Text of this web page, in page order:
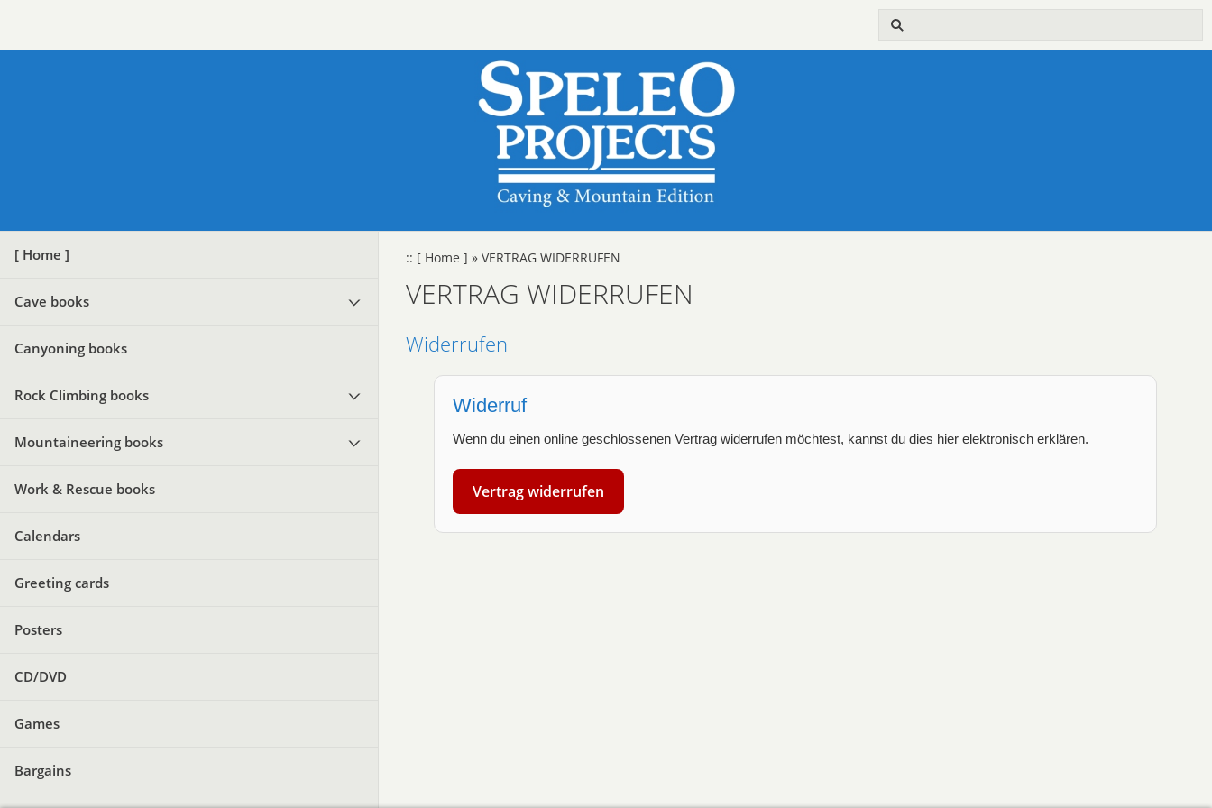
[ Home ]
Cave books
Canyoning books
Rock Climbing books
Mountaineering books
Work & Rescue books
Calendars
Greeting cards
Posters
CD/DVD
Games
Bargains
:: [ Home ] » VERTRAG WIDERRUFEN
VERTRAG WIDERRUFEN
Widerrufen
Widerruf
Wenn du einen online geschlossenen Vertrag widerrufen möchtest, kannst du dies hier elektronisch erklären.
Vertrag widerrufen